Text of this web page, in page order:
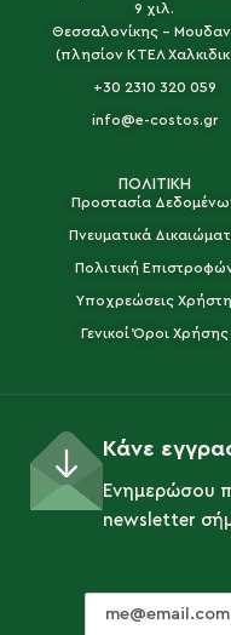
9 χιλ.
Θεσσαλονίκης -
(πλησίον ΚΤΕΛ
+30 2310 320 059
info@e-costos.gr
ΠΟΛΙΤΙΚΗ
Προστασία
Πνευματικά
Πολιτική
Υποχρεώσεις Χρήστη
Γενικοί Όροι Χρήσης
Κάνε
Ενημερώσου
newsletter